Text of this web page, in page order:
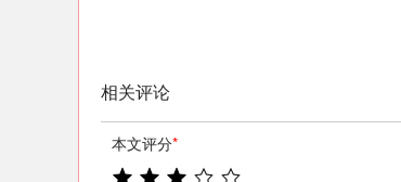
相关评论
本文评分*